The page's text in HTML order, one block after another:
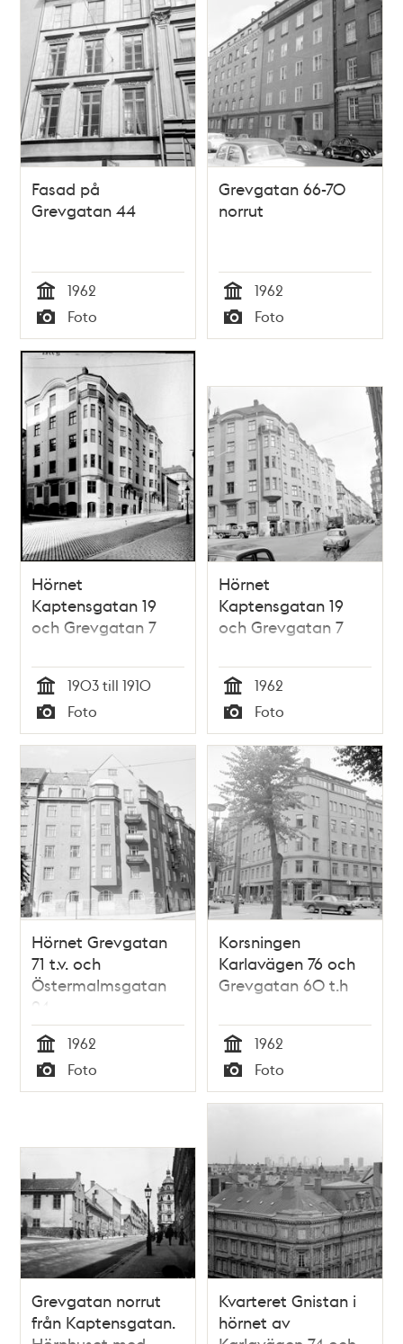
Fasad på
Grevgatan 44
Tid
1962
Typ
Foto
Grevgatan 66-70
norrut
Tid
1962
Typ
Foto
Hörnet
Kaptensgatan 19
och Grevgatan 7
Tid
1903 till 1910
Typ
Foto
Hörnet
Kaptensgatan 19
och Grevgatan 7
Tid
1962
Typ
Foto
Hörnet Grevgatan
71 t.v. och
Östermalmsgatan
94
Tid
1962
Typ
Foto
Korsningen
Karlavägen 76 och
Grevgatan 60 t.h
Tid
1962
Typ
Foto
Grevgatan norrut
från Kaptensgatan.
Kvarteret Gnistan i
hörnet av